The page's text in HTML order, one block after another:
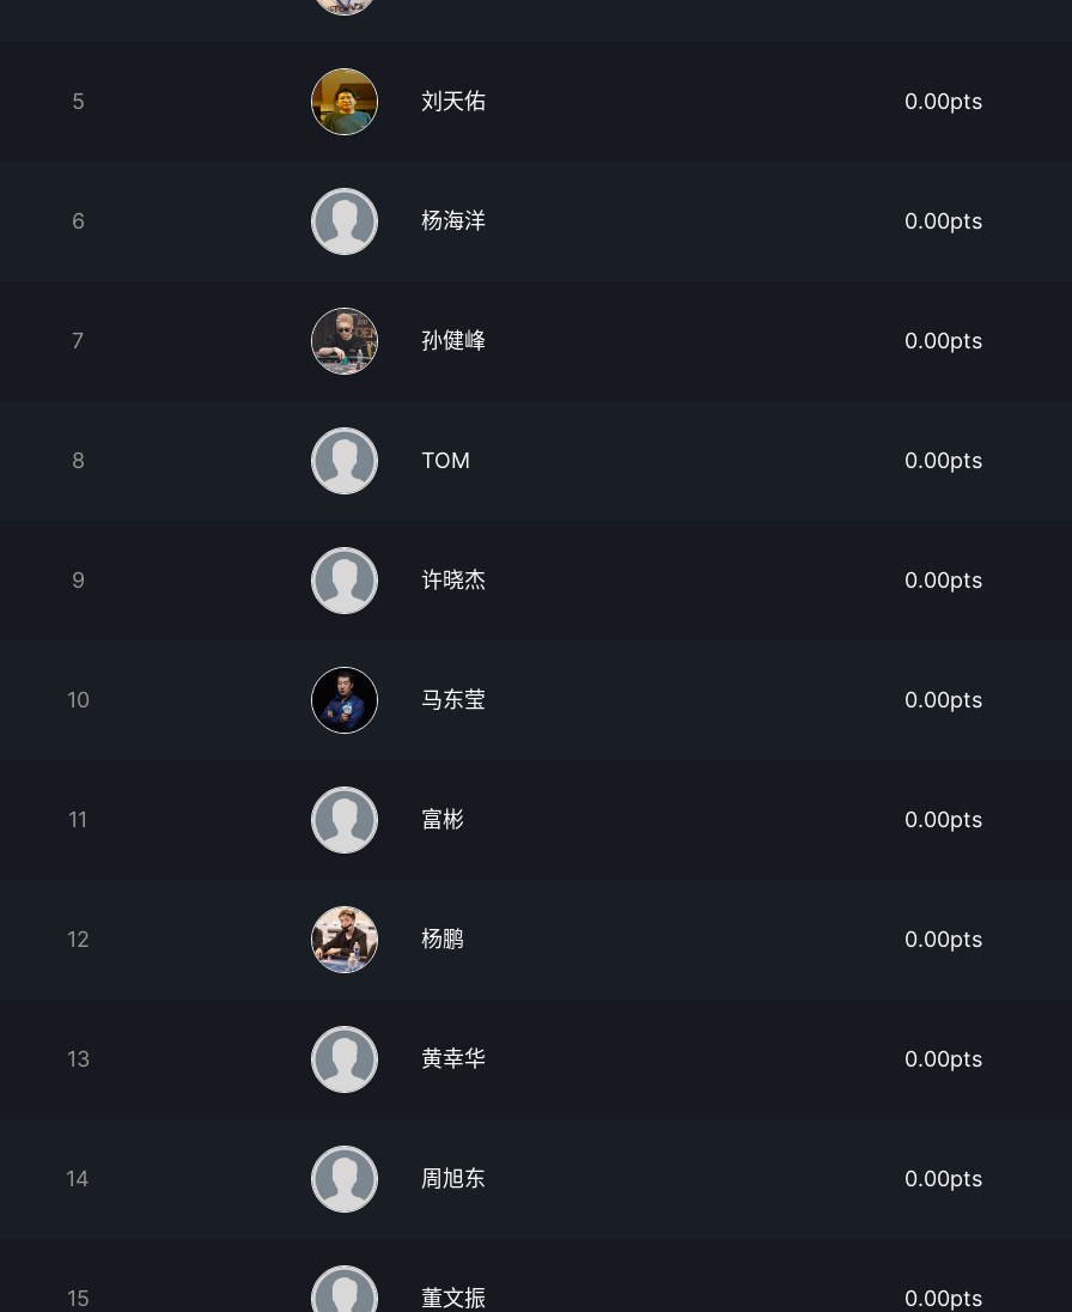
5 刘天佑 0.00pts
6 杨海洋 0.00pts
7 孙健峰 0.00pts
8 TOM 0.00pts
9 许晓杰 0.00pts
10 马东莹 0.00pts
11 富彬 0.00pts
12 杨鹏 0.00pts
13 黄幸华 0.00pts
14 周旭东 0.00pts
15 董文振 0.00pts